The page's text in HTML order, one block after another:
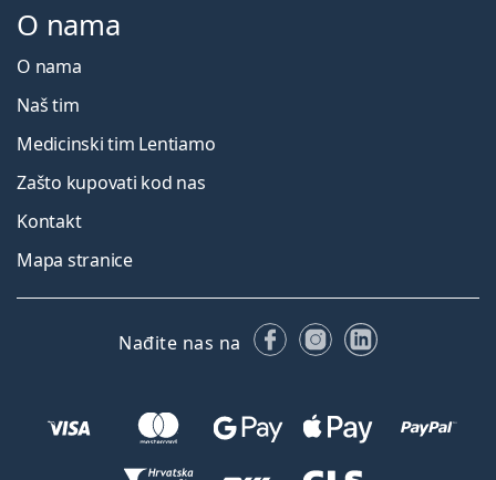
O nama
O nama
Naš tim
Medicinski tim Lentiamo
Zašto kupovati kod nas
Kontakt
Mapa stranice
Nađite nas na FacebookuInstagramu
LinkedIn